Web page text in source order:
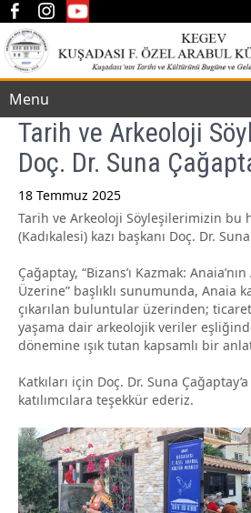
Menu
Tarih ve Arkeoloji
Doç. Dr. Suna
18 Temmuz 2025
Tarih ve Arkeoloji Söyleşilerimizin bu
(Kadıkalesi) kazı başkanı Doç. Dr.
Çağaptay, “Bizans’ı Kazmak:
Üzerine” başlıklı sunumunda, Anaia
çıkarılan buluntular üzerinden;
yaşama dair arkeolojik veriler
dönemine ışık tutan kapsamlı bir
Katkıları için Doç. Dr. Suna
katılımcılara teşekkür ederiz.
Post